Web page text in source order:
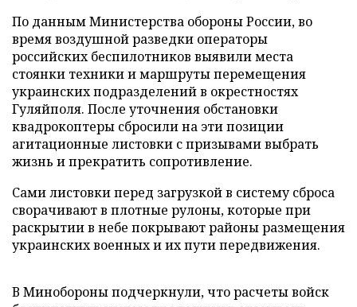
По данным Министерства обороны России, во
время воздушной разведки операторы
российских беспилотников выявили места
стоянки техники и маршруты перемещения
украинских подразделений в окрестностях
Гуляйполя. После уточнения обстановки
квадрокоптеры сбросили на эти позиции
агитационные листовки с призывами выбрать
жизнь и прекратить сопротивление.
Сами листовки перед загрузкой в систему сброса
сворачивают в плотные рулоны, которые при
раскрытии в небе покрывают районы размещения
украинских военных и их пути передвижения.
В Минобороны подчеркнули, что расчеты войск